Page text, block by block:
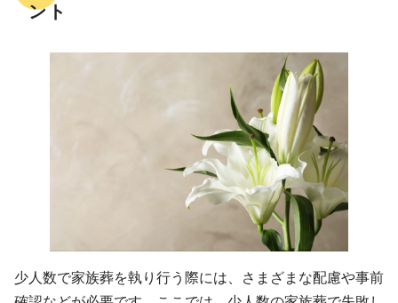
ント
少人数で家族葬を執り行う際には、さまざまな配慮や事前